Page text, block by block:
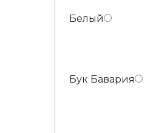
Белый
Бук Бавария